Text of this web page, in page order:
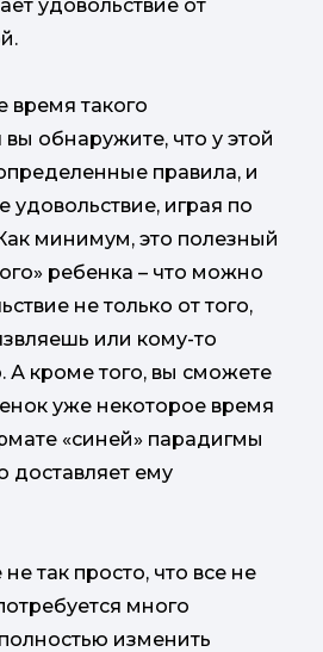
удовольствие от
время такого
обнаружите, что у этой
правила, и
удовольствие, играя по
минимум, это полезный
ребенка – что можно
не только от того,
или кому-то
А кроме того, вы сможете
уже некоторое время
«синей» парадигмы
доставляет ему
так просто, что все не
много
изменить